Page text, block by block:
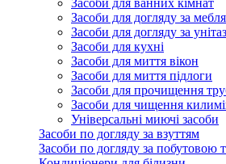
Засоби для ванних кімнат
Засоби для догляду за
Засоби для догляду за
Засоби для кухні
Засоби для миття вікон
Засоби для миття підлоги
Засоби для прочищення
Засоби для чищення
Універсальні миючі засоби
Засоби по догляду за взуттям
Засоби по догляду за побутовою